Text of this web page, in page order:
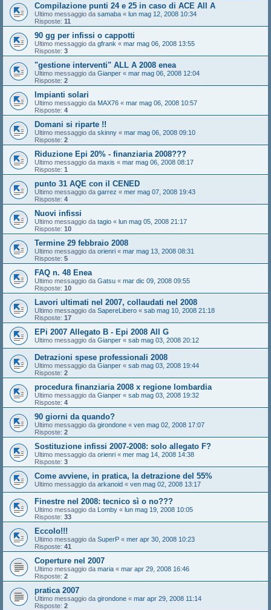
Compilazione punti 24 e 25 in caso di ACE All A
Ultimo messaggio da samaba « lun mag 12, 2008 10:34
Risposte: 11
90 gg per infissi o cappotti
Ultimo messaggio da gfrank « mar mag 06, 2008 13:55
Risposte: 3
"gestione interventi" ALL A 2008 enea
Ultimo messaggio da Gianper « mar mag 06, 2008 12:04
Risposte: 2
Impianti solari
Ultimo messaggio da MAX76 « mar mag 06, 2008 10:57
Risposte: 4
Domani si riparte !!
Ultimo messaggio da skinny « mar mag 06, 2008 09:10
Risposte: 2
Riduzione Epi 20% - finanziaria 2008???
Ultimo messaggio da maxis « mar mag 06, 2008 08:17
Risposte: 1
punto 31 AQE con il CENED
Ultimo messaggio da garrez « mer mag 07, 2008 19:43
Risposte: 4
Nuovi infissi
Ultimo messaggio da tagio « lun mag 05, 2008 21:17
Risposte: 10
Termine 29 febbraio 2008
Ultimo messaggio da orienri « mar mag 13, 2008 08:31
Risposte: 5
FAQ n. 48 Enea
Ultimo messaggio da Gatsu « mar dic 09, 2008 09:55
Risposte: 10
Lavori ultimati nel 2007, collaudati nel 2008
Ultimo messaggio da SapereLibero « sab mag 10, 2008 21:18
Risposte: 17
EPi 2007 Allegato B - Epi 2008 All G
Ultimo messaggio da Gianper « sab mag 03, 2008 20:12
Detrazioni spese professionali 2008
Ultimo messaggio da Gianper « sab mag 03, 2008 19:44
Risposte: 2
procedura finanziaria 2008 x regione lombardia
Ultimo messaggio da Gianper « sab mag 03, 2008 19:32
Risposte: 4
90 giorni da quando?
Ultimo messaggio da girondone « ven mag 02, 2008 17:07
Risposte: 2
Sostituzione infissi 2007-2008: solo allegato F?
Ultimo messaggio da orienri « mer mag 14, 2008 14:38
Risposte: 3
Come avviene, in pratica, la detrazione del 55%
Ultimo messaggio da arkanoid « ven mag 02, 2008 13:17
Finestre nel 2008: tecnico sì o no???
Ultimo messaggio da Lomby « lun mag 19, 2008 10:05
Risposte: 33
Eccolo!!!
Ultimo messaggio da SuperP « mer apr 30, 2008 10:23
Risposte: 41
Coperture nel 2007
Ultimo messaggio da maria « mar apr 29, 2008 16:46
Risposte: 2
pratica 2007
Ultimo messaggio da girondone « mar apr 29, 2008 11:14
Risposte: 2